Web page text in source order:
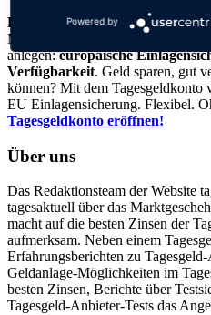
Barclays Tagesgeld
: Aktueller
Monate und für Einlagen bis
anlegen:europäische
Verfügbarkeit. Geld sparen, gut
können? Mit dem Tagesgeldkonto
EU Einlagensicherung. Flexibel.
Tagesgeldkonto eröffnen!
Über uns
Das Redaktionsteam der Website
tagesaktuell über das
macht auf die besten Zinsen der
aufmerksam. Neben einem
Erfahrungsberichten zu
Geldanlage-Möglichkeiten im
besten Zinsen, Berichte über
Tagesgeld-Anbieter-Tests das
Powered by